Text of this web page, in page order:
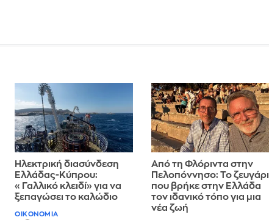
Ηλεκτρική διασύνδεση
Ελλάδας-Κύπρου:
«Γαλλικό κλειδί» για να
ξεπαγώσει το καλώδιο
ΟΙΚΟΝΟΜΙΑ
Από τη Φλόριντα στην
Πελοπόννησο: Το ζευγάρι
που βρήκε στην Ελλάδα
τον ιδανικό τόπο για μια
νέα ζωή